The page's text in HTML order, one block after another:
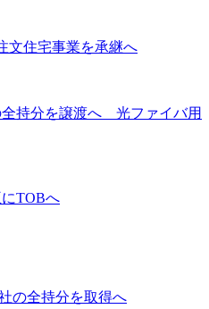
文住宅事業を承継へ
持分を譲渡へ 光ファイバ用
TOBへ
の全持分を取得へ